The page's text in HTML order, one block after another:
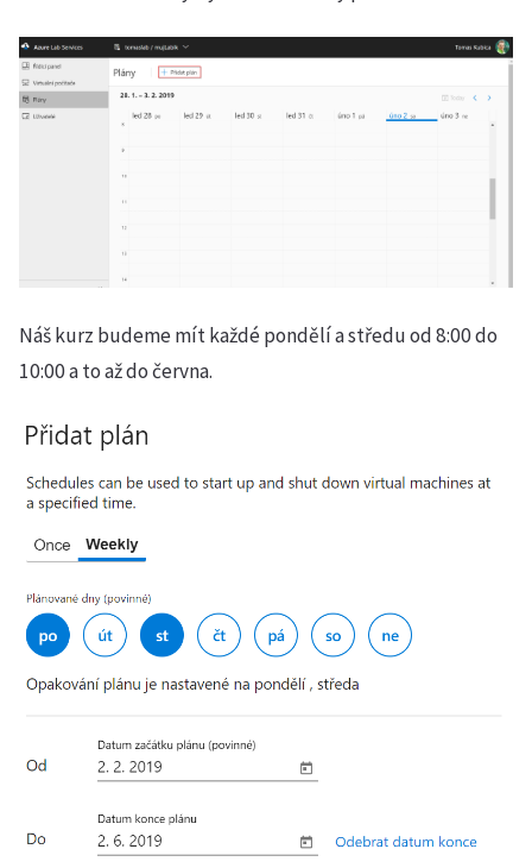
Náš kurz budeme mít každé pondělí a středu od 8:00 do
10:00 a to až do června.